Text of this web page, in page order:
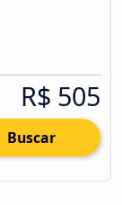
R$ 505
Buscar